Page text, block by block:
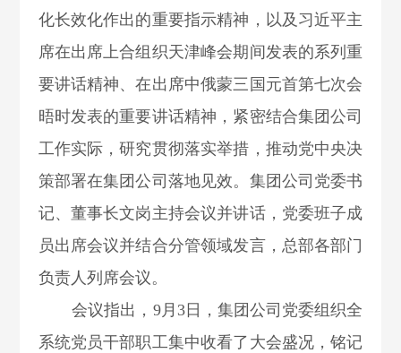
化长效化作出的重要指示精神 ， 以及 习近平主
席在出席上合组织天津峰会期间发表的系列重
要讲话精神、在出席中俄蒙三国元首第七次会
晤时发表的重要讲话精神 ， 紧密结合集团公司
工作实际，研究贯彻落实举措，推动党中央决
策部署在集团公司落地见效。集团公司党委书
记、 董事长文岗主持会议并讲话，党委班子成
员出席会议并结合分管领域发言，总部各部门
负责人列席会议。
会议指出 ，9月3日，集团公司 党委组织全
系统党员干部职工集中收看了大会盛况，铭记